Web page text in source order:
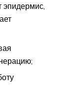
эпидермис,